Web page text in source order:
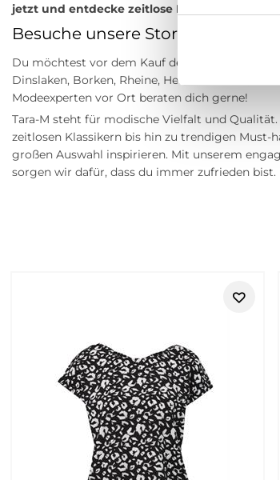
jetzt und entdecke zeitlose Raffinesse!
Besuche unsere Stores
Du möchtest vor dem Kauf deine
Dinslaken, Borken, Rheine, Herne, Bocholt,
Modeexperten vor Ort beraten dich gerne!
Tara-M steht für modische Vielfalt und
zeitlosen Klassikern bis hin zu trendigen Must-
großen Auswahl inspirieren. Mit unserem
sorgen wir dafür, dass du immer zufrieden bist.
Retouren
https://www.tara-m.de/retouren/